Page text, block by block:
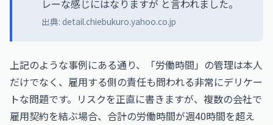
レーな感じにはなりますが と言われました。
出典: detail.chiebukuro.yahoo.co.jp
上記のような事例にある通り、「労働時間」の管理は本人
だけでなく、雇用する側の責任も問われる非常にデリケー
トな問題です。リスクを正直に書きますが、複数の会社で
雇用契約を結ぶ場合、合計の労働時間が週40時間を超え